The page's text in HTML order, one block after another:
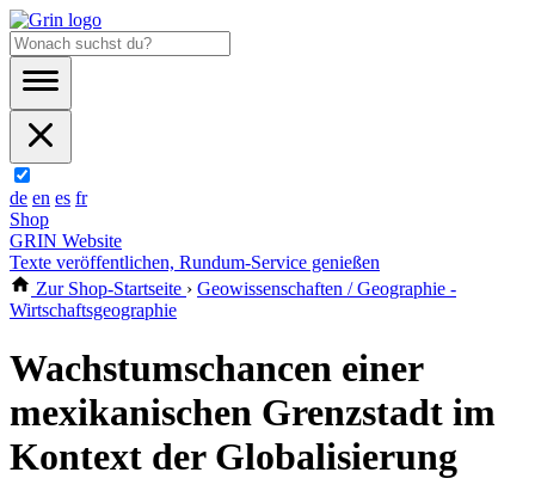
de en es fr
Shop
GRIN Website
Texte veröffentlichen, Rundum-Service genießen
Zur Shop-Startseite › Geowissenschaften / Geographie -
Wirtschaftsgeographie
Wachstumschancen einer
mexikanischen Grenzstadt im
Kontext der Globalisierung